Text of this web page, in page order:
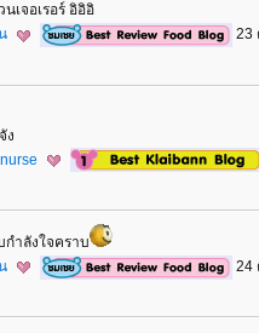
เจอเรอร์ อิอิอิ
23
ง
ำลังใจคราบ
24